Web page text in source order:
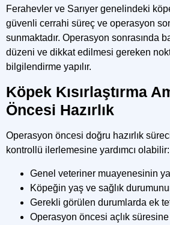
Ferahevler ve Sarıyer genelindeki
güvenli cerrahi süreç ve operasyon
sunmaktadır. Operasyon sonrasında
düzeni ve dikkat edilmesi gereken
bilgilendirme yapılır.
Köpek Kısırlaştırma
Öncesi Hazırlık
Operasyon öncesi doğru hazırlık
kontrollü ilerlemesine yardımcı olabilir:
Genel veteriner muayenesinin
Köpeğin yaş ve sağlık
Gerekli görülen durumlarda ek
Operasyon öncesi açlık